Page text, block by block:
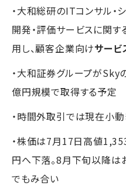
・大和総研のITコンサル・
開発・評価サービスに関
用し、顧客企業向けサービ
・大和証券グループが
億円規模で取得する予定
・時間外取引では現在小動
・株価は7月17日高値
円へ下落。8月下旬以降
でもみ合い